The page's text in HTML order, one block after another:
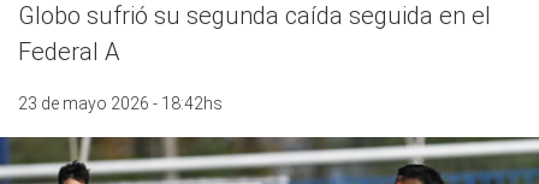
Globo sufrió su segunda caída seguida en el
Federal A
23 de mayo 2026 - 18:42hs